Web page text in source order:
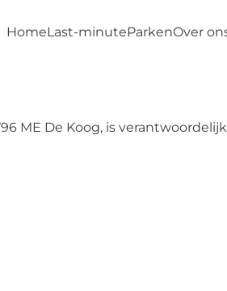
HomeLast-minuteParkenOver
ME De Koog, is